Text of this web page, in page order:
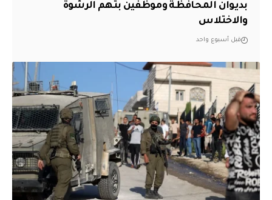
بديوان المحافظة وموظفين بتهم الرشوة
والاختلاس
قبل أسبوع واحد